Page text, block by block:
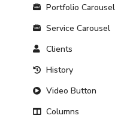
Portfolio Carousel
Service Carousel
Clients
History
Video Button
Columns